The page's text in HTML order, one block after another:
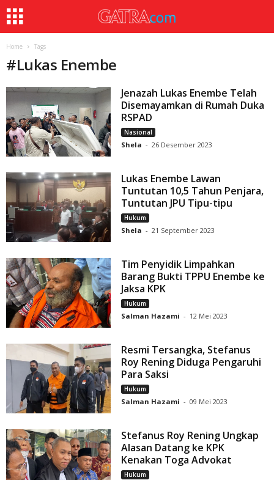
Home Tags
#Lukas Enembe
Jenazah Lukas Enembe Telah
Disemayamkan di Rumah Duka
RSPAD
Nasional
Shela - 26 Desember 2023
Lukas Enembe Lawan
Tuntutan 10,5 Tahun Penjara,
Tuntutan JPU Tipu-tipu
Hukum
Shela - 21 September 2023
Tim Penyidik Limpahkan
Barang Bukti TPPU Enembe ke
Jaksa KPK
Hukum
Salman Hazami - 12 Mei 2023
Resmi Tersangka, Stefanus
Roy Rening Diduga Pengaruhi
Para Saksi
Hukum
Salman Hazami - 09 Mei 2023
Stefanus Roy Rening Ungkap
Alasan Datang ke KPK
Kenakan Toga Advokat
Hukum